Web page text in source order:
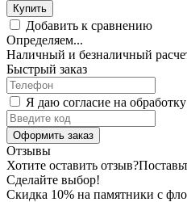
Купить
Добавить к сравнению
Определяем...
Наличный и безналичный
Быстрый заказ
Я даю согласие на
Оформить заказ
Отзывы
Хотите оставить отзыв?
Сделайте выбор!
Скидка 10% на памятники с